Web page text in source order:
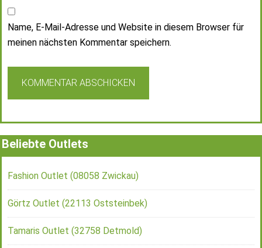
Name, E-Mail-Adresse und Website in diesem Browser für
meinen nächsten Kommentar speichern.
Beliebte Outlets
Fashion Outlet (08058 Zwickau)
Görtz Outlet (22113 Oststeinbek)
Tamaris Outlet (32758 Detmold)